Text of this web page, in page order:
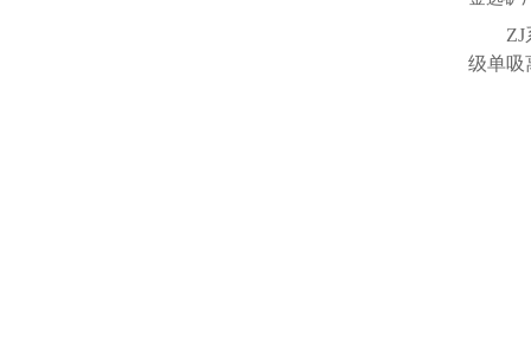
ZJ
级单吸